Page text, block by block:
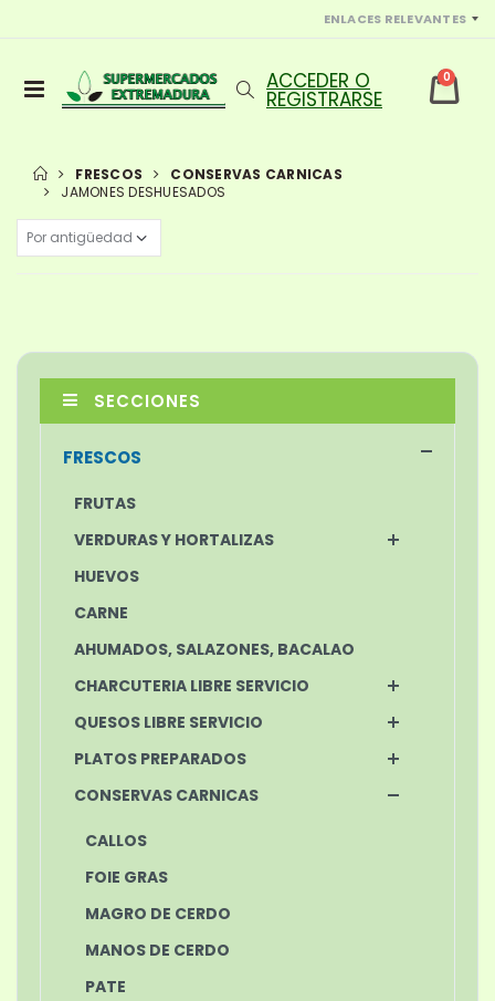
ENLACES RELEVANTES
0
FRESCOS
CONSERVAS CARNICAS
JAMONES DESHUESADOS
SECCIONES
FRESCOS
FRUTAS
VERDURAS Y HORTALIZAS
HUEVOS
CARNE
AHUMADOS, SALAZONES, BACALAO
CHARCUTERIA LIBRE SERVICIO
QUESOS LIBRE SERVICIO
PLATOS PREPARADOS
CONSERVAS CARNICAS
CALLOS
FOIE GRAS
MAGRO DE CERDO
MANOS DE CERDO
PATE